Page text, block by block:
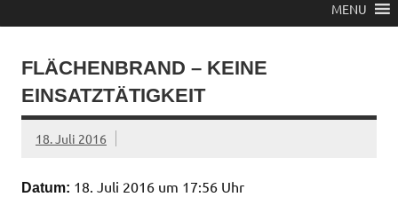
MENU
FLÄCHENBRAND – KEINE
EINSATZTÄTIGKEIT
18. Juli 2016
Datum: 18. Juli 2016 um 17:56 Uhr